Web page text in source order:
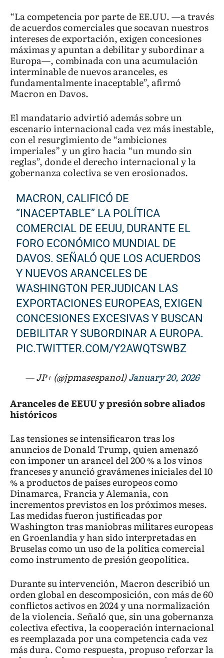
“La competencia por parte de EE.UU. —a través
de acuerdos comerciales que socavan nuestros
intereses de exportación, exigen concesiones
máximas y apuntan a debilitar y subordinar a
Europa—, combinada con una acumulación
interminable de nuevos aranceles, es
fundamentalmente inaceptable”, afirmó
Macron en Davos.
El mandatario advirtió además sobre un
escenario internacional cada vez más inestable,
con el resurgimiento de “ambiciones
imperiales” y un giro hacia “un mundo sin
reglas”, donde el derecho internacional y la
gobernanza colectiva se ven erosionados.
MACRON, CALIFICÓ DE
“INACEPTABLE” LA POLÍTICA
COMERCIAL DE EEUU, DURANTE EL
FORO ECONÓMICO MUNDIAL DE
DAVOS. SEÑALÓ QUE LOS ACUERDOS
Y NUEVOS ARANCELES DE
WASHINGTON PERJUDICAN LAS
EXPORTACIONES EUROPEAS, EXIGEN
CONCESIONES EXCESIVAS Y BUSCAN
DEBILITAR Y SUBORDINAR A EUROPA.
PIC.TWITTER.COM/Y2AWQTSWBZ
— JP+ (@jpmasespanol)January 20, 2026
Aranceles de EEUU y presión sobre aliados
históricos
Las tensiones se intensificaron tras los
anuncios de Donald Trump, quien amenazó
con imponer un arancel del 200 % a los vinos
franceses y anunció gravámenes iniciales del 10
% a productos de países europeos como
Dinamarca, Francia y Alemania, con
incrementos previstos en los próximos meses.
Las medidas fueron justificadas por
Washington tras maniobras militares europeas
en Groenlandia y han sido interpretadas en
Bruselas como un uso de la política comercial
como instrumento de presión geopolítica.
Durante su intervención, Macron describió un
orden global en descomposición, con más de 60
conflictos activos en 2024 y una normalización
de la violencia. Señaló que, sin una gobernanza
colectiva efectiva, la cooperación internacional
es reemplazada por una competencia cada vez
más dura. Como respuesta, propuso reforzar la